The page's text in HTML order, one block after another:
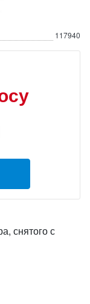
117940
снятого с